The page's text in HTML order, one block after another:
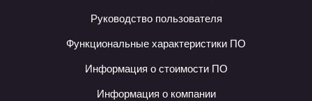
Руководство пользователя
Функциональные характеристики ПО
Информация о стоимости ПО
Информация о компании